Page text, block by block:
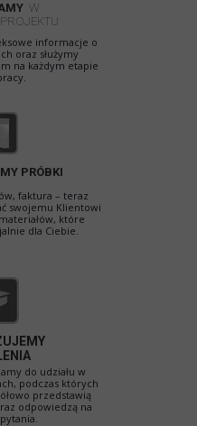
do udziału w
podczas których
przedstawią
odpowiedzą na
faktura – teraz
swojemu Klientowi
które
dla Ciebie.
PRÓBKI
informacje o
oraz służymy
na każdym etapie
W